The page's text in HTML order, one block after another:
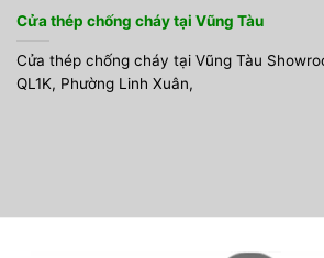
Cửa thép chống cháy tại Vũng Tàu
Cửa thép chống cháy tại Vũng Tàu
QL1K, Phường Linh Xuân,